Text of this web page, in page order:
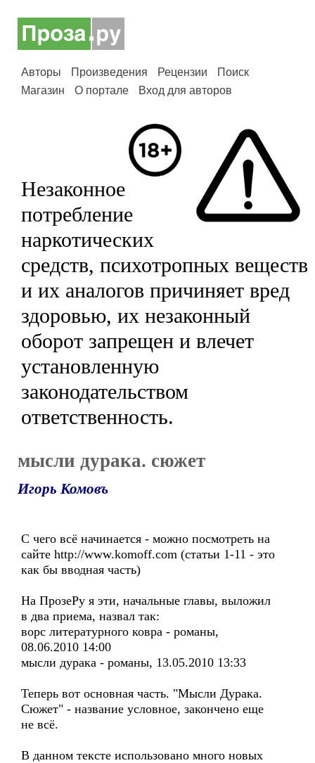
Авторы Произведения Рецензии
Поиск
Магазин
О портале Вход для авторов
Незаконное
потребление
наркотических
средств, психотропных веществ
и их аналогов причиняет вред
здоровью, их незаконный
оборот запрещен и влечет
установленную
законодательством
ответственность.
мысли дурака. сюжет
Игорь Комовъ
С чего всё начинается - можно посмотреть на
сайте http://www.komoff.com (статьи 1-11 - это
как бы вводная часть)
На ПрозеРу я эти, начальные главы, выложил
в два приема, назвал так:
ворс литературного ковра - романы,
08.06.2010 14:00
мысли дурака - романы, 13.05.2010 13:33
Теперь вот основная часть. "Мысли Дурака.
Сюжет" - название условное, закончено еще
не всё.
В данном тексте использовано много новых